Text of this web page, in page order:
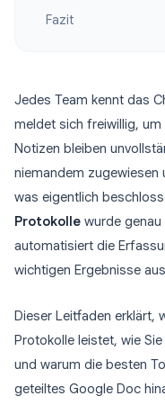
Fazit
Jedes Team kennt das
meldet sich freiwillig,
Notizen bleiben
niemandem zugewiesen
was eigentlich
Protokolle wurde
automatisiert die
wichtigen Ergebnisse
Dieser Leitfaden erklärt,
Protokolle leistet, wie
und warum die besten
geteiltes Google Doc